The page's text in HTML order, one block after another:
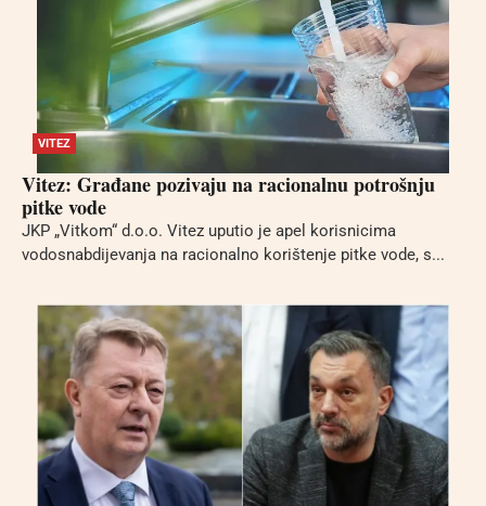
VITEZ
Vitez: Građane pozivaju na racionalnu potrošnju
pitke vode
JKP „Vitkom“ d.o.o. Vitez uputio je apel korisnicima
vodosnabdijevanja na racionalno korištenje pitke vode, s...